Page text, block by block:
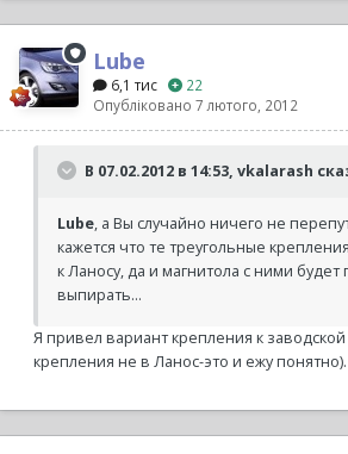
Lube
6,1 тис
22
Опубліковано 7 лютого, 2012
В 07.02.2012 в 14:53, vkalarash
Lube, а Вы случайно ничего не
кажется что те треугольные
к Ланосу, да и магнитола с ними
выпирать...
Я привел вариант крепления к
крепления не в Ланос-это и ежу понятно).